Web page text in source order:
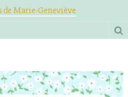
de Marie-Geneviève